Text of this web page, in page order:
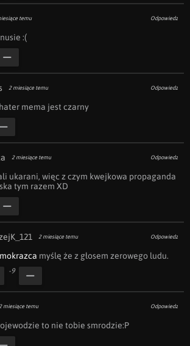
temu Odpowiedz
:(
2 miesiące temu Odpowiedz
mema jest czarny
2 miesiące temu Odpowiedz
ukarani, więc z czym kwejkowa propaganda
tym razem XD
2 miesiące temu Odpowiedz
myślę że z głosem zerowego ludu.
-9
miesiące temu Odpowiedz
to nie tobie smrodzie:P